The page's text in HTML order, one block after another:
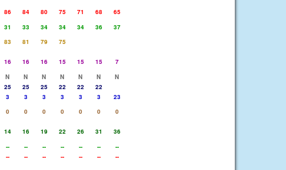
86 84 80 75 71 68
65
31 33 34 34 34 36
37
83 81 79
75
16 16 16 15 15 15
7
N N N N N N
N
25 25 25 22 22
22
3 3 3 3 3 3
23
0 0 0 0 0 0
0
14 16 19 22 26 31
36
-- -- -- -- -- --
--
-- -- -- -- -- -- --